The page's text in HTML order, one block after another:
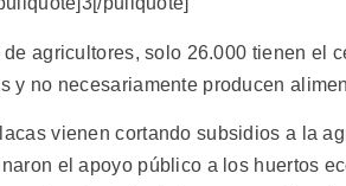
agricultores, solo 26.000 tienen el
y no necesariamente producen
vienen cortando subsidios a la
el apoyo público a los huertos